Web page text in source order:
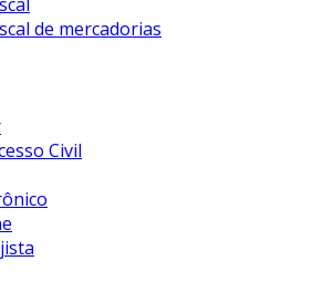
de mercadorias
Civil